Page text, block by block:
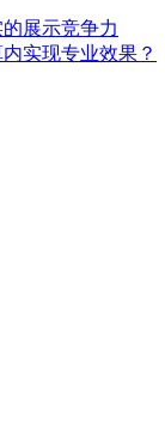
展示竞争力
实现专业效果？